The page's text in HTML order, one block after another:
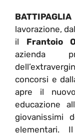
BATTIPAGLIA
lavorazione,
il Frantoio
azienda
concorsi e
apre il
educazione
giovanissimi
elementari.